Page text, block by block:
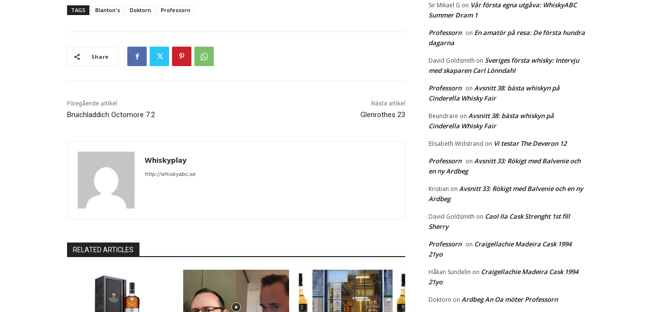
TAGS Blanton's Doktorn Professorn
Share
Föregående artikel
Bruichladdich Octomore 7.2
Nästa artikel
Glenrothes 23
Whiskyplay
http://whiskyabc.se
RELATED ARTICLES
Sir Mikael G on Vår första egna utgåva: WhiskyABC
Summer Dram 1
Professorn on En amatör på resa: De första hundra
dagarna
David Goldsmith on Sveriges första whisky: Intervju
med skaparen Carl Lönndahl
Professorn on Avsnitt 38: bästa whiskyn på
Cinderella Whisky Fair
Beundrare on Avsnitt 38: bästa whiskyn på
Cinderella Whisky Fair
Elisabeth Widstrand on Vi testar The Deveron 12
Professorn on Avsnitt 33: Rökigt med Balvenie och
en ny Ardbeg
Kristian on Avsnitt 33: Rökigt med Balvenie och en ny
Ardbeg
David Goldsmith on Caol Ila Cask Strenght 1st fill
Sherry
Professorn on Craigellachie Madeira Cask 1994
21yo
Håkan Sundelin on Craigellachie Madeira Cask 1994
21yo
Doktorn on Ardbeg An Oa möter Professorn